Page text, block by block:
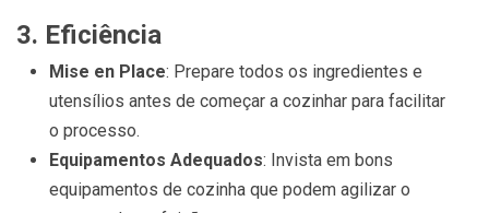
3. Eficiência
Mise en Place: Prepare todos os ingredientes e
utensílios antes de começar a cozinhar para facilitar
o processo.
Equipamentos Adequados: Invista em bons
equipamentos de cozinha que podem agilizar o